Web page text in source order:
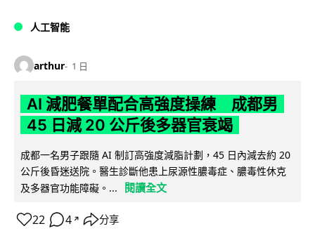
人工智能
arthur 1 日
AI 減肥餐單配合高強度操練 成都男
45 日減 20 公斤後多器官衰竭
成都一名男子跟隨 AI 制訂高強度減脂計劃，45 日內減去約 20
公斤後昏迷送院。醫生診斷他患上尿源性膿毒症、膿毒性休克
及多器官功能障礙。...
閱讀全文
22 4 ↗ 分享